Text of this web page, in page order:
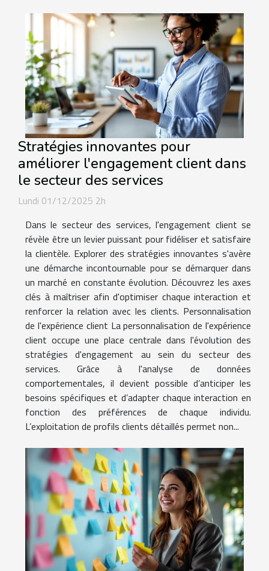
Stratégies innovantes pour
améliorer l'engagement client dans
le secteur des services
Lundi 01/12/2025 2h
Dans le secteur des services, l'engagement client se
révèle être un levier puissant pour fidéliser et satisfaire
la clientèle. Explorer des stratégies innovantes s'avère
une démarche incontournable pour se démarquer dans
un marché en constante évolution. Découvrez les axes
clés à maîtriser afin d'optimiser chaque interaction et
renforcer la relation avec les clients. Personnalisation
de l'expérience client La personnalisation de l'expérience
client occupe une place centrale dans l'évolution des
stratégies d'engagement au sein du secteur des
services. Grâce à l'analyse de données
comportementales, il devient possible d’anticiper les
besoins spécifiques et d’adapter chaque interaction en
fonction des préférences de chaque individu.
L’exploitation de profils clients détaillés permet non...